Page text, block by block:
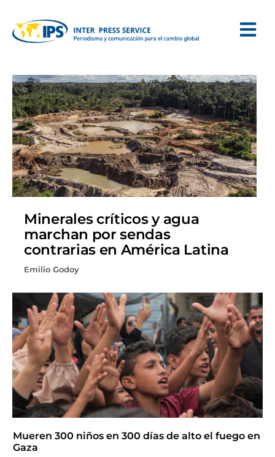
Minerales críticos y agua
marchan por sendas
contrarias en América Latina
Emilio Godoy
Mueren 300 niños en 300 días de alto el fuego en
Gaza